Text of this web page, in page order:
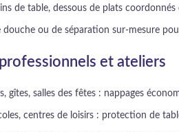
de table, dessous de plats
douche ou de séparation sur-mesure
et ateliers
gîtes, salles des fêtes : nappages
centres de loisirs : protection de